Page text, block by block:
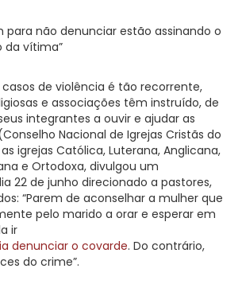
para não denunciar estão assinando o
da vítima”
de violência é tão recorrente,
e associações têm instruído, de
integrantes a ouvir e ajudar as
Nacional de Igrejas Cristãs do
igrejas Católica, Luterana, Anglicana,
e Ortodoxa, divulgou um
22 de junho direcionado a pastores,
“Parem de aconselhar a mulher que
pelo marido a orar e esperar em
ir
denunciar o covarde. Do contrário,
do crime”.